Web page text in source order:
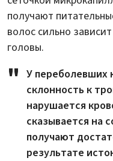
получают
волос сильно
головы.
У переболевших
склонность к
нарушается
сказывается на
получают
результате